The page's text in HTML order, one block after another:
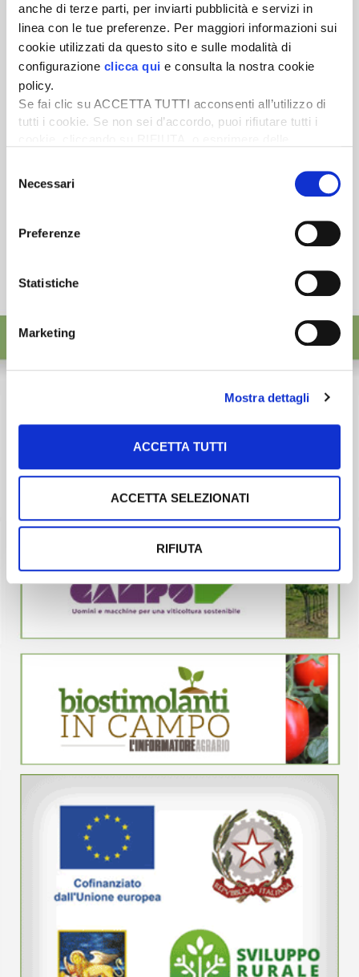
anche di terze parti, per inviarti pubblicità e servizi in
linea con le tue preferenze. Per maggiori informazioni sui
cookie utilizzati da questo sito e sulle modalità di
configurazione clicca qui e consulta la nostra cookie
policy.
Se fai clic su ACCETTA TUTTI acconsenti all’utilizzo di
tutti i cookie. Se non sei d’accordo, puoi rifiutare tutti i
desideri accettare e cliccando ACCETTA SELEZIONATI.
delNecessari
Preferenze
Statistiche
Marketing
Mostra dettagli
ACCETTA TUTTI
ACCETTA SELEZIONATI
RIFIUTA
Newsletter
Scopri un servizio d'informazione di alta qualità. Tagliato sulle tue
esigenze.